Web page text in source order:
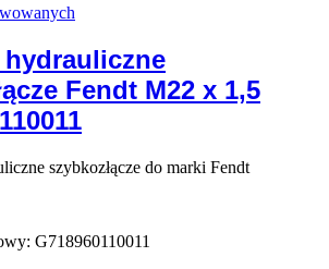
Fendt M22 x 1,5
szybkozłącze do marki Fendt
G718960110011